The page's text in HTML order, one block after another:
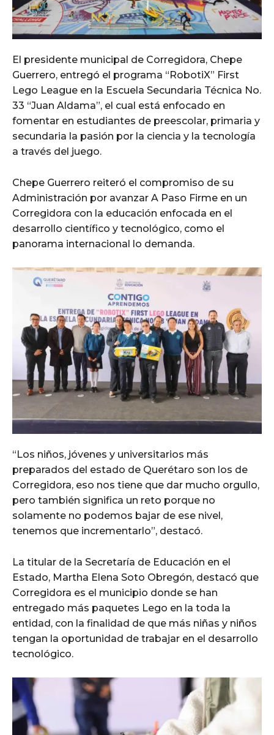
El presidente municipal de Corregidora, Chepe
Guerrero, entregó el programa “RobotiX” First
Lego League en la Escuela Secundaria Técnica No.
33 “Juan Aldama”, el cual está enfocado en
fomentar en estudiantes de preescolar, primaria y
secundaria la pasión por la ciencia y la tecnología
a través del juego.
Chepe Guerrero reiteró el compromiso de su
Administración por avanzar A Paso Firme en un
Corregidora con la educación enfocada en el
desarrollo científico y tecnológico, como el
panorama internacional lo demanda.
“Los niños, jóvenes y universitarios más
preparados del estado de Querétaro son los de
Corregidora, eso nos tiene que dar mucho orgullo,
pero también significa un reto porque no
solamente no podemos bajar de ese nivel,
tenemos que incrementarlo”, destacó.
La titular de la Secretaría de Educación en el
Estado, Martha Elena Soto Obregón, destacó que
Corregidora es el municipio donde se han
entregado más paquetes Lego en la toda la
entidad, con la finalidad de que más niñas y niños
tengan la oportunidad de trabajar en el desarrollo
tecnológico.